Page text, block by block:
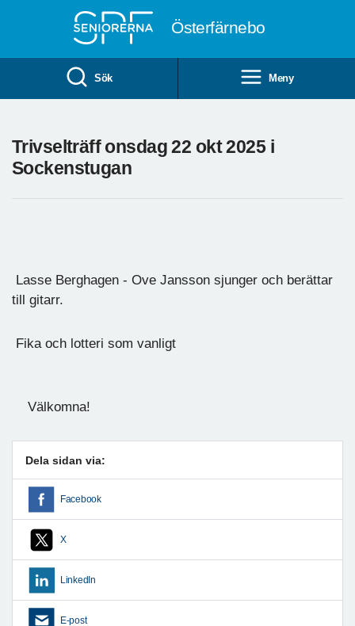
Österfärnebo
Sök Meny
Trivselträff onsdag 22 okt 2025 i
Sockenstugan
Lasse Berghagen - Ove Jansson sjunger och berättar
till gitarr.
Fika och lotteri som vanligt
Välkomna!
Dela sidan via:
Facebook
X
LinkedIn
E-post